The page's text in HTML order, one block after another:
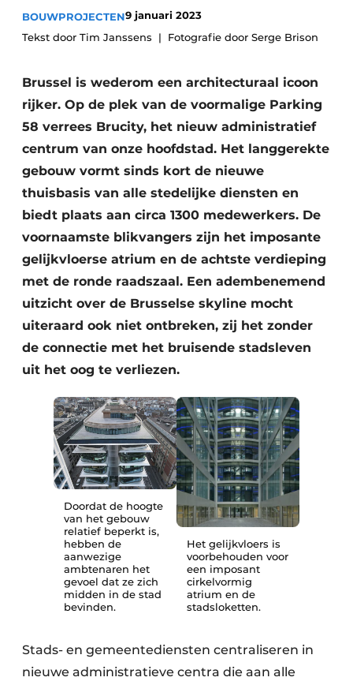
Vacature aanmelden
Vacatures
Aanmelden
Bedrijven
Bedrijven
Contact
Akoestiek
Beton & Staalbouw
Brandveiligheid
BIM
Evenementen
Dak & Gevel
Houtbouw
HVAC
Interieurarchitectuur
Renovatie
Software
Toegangscontrole
Veiligheid & Opleiding
Zonwering
BOUWPROJECTEN9 januari 2023
Tekst door Tim Janssens
Fotografie door Serge Brison
Brussel is wederom een architecturaal icoon
rijker. Op de plek van de voormalige Parking
58 verrees Brucity, het nieuw administratief
centrum van onze hoofdstad. Het langgerekte
gebouw vormt sinds kort de nieuwe
thuisbasis van alle stedelijke diensten en
biedt plaats aan circa 1300 medewerkers. De
voornaamste blikvangers zijn het imposante
gelijkvloerse atrium en de achtste verdieping
met de ronde raadszaal. Een adembenemend
uitzicht over de Brusselse skyline mocht
uiteraard ook niet ontbreken, zij het zonder
de connectie met het bruisende stadsleven
uit het oog te verliezen.
Doordat de hoogte
van het gebouw
relatief beperkt is,
hebben de
aanwezige
ambtenaren het
gevoel dat ze zich
midden in de stad
bevinden.
Het gelijkvloers is
voorbehouden voor
een imposant
cirkelvormig
atrium en de
stadsloketten.
Stads- en gemeentediensten centraliseren in
nieuwe administratieve centra die aan alle